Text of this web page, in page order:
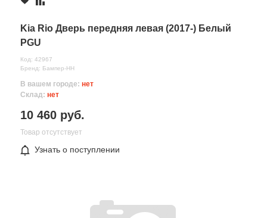
Комментарий
Отправляя форму вы соглашаетесь на
Kia Rio Дверь передняя левая (2017-) Белый
PGU
Код: 42967
Бренд: Бампер-НН
В вашем городе: нет
Склад: нет
10 460 руб.
Товар отсутствует
Узнать о поступлении